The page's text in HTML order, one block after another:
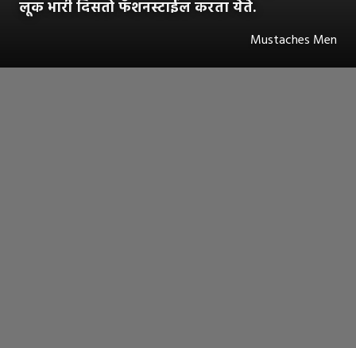
लूक भारी दिसतो फॅशनस्टाईल करता येते.
Mustaches Men